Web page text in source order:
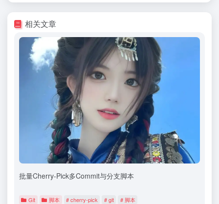
相关文章
批量Cherry-Pick多Commit与分支脚本
Git 脚本 # cherry-pick # git # 脚本